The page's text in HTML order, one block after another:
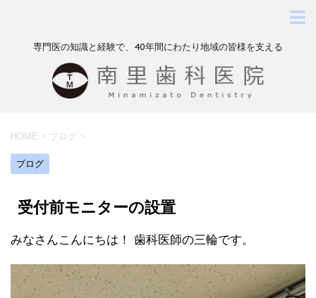
専門医の知識と経験で、40年間にわたり地域の皆様を支える
HOME > ブログ >
ブログ
受付前モニターの設置
みなさんこんにちは！ 歯科医師の三輪です。